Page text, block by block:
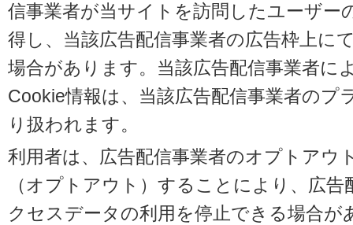
信事業者が当サイトを訪問したユーザー
得し、当該広告配信事業者の広告枠上に
場合があります。当該広告配信事業者に
Cookie情報は、当該広告配信事業者のプ
り扱われます。
利用者は、広告配信事業者のオプトアウ
（オプトアウト）することにより、広
クセスデータの利用を停止できる場合が